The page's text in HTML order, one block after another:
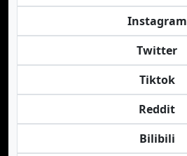
Instagram
Twitter
Tiktok
Reddit
Bilibili